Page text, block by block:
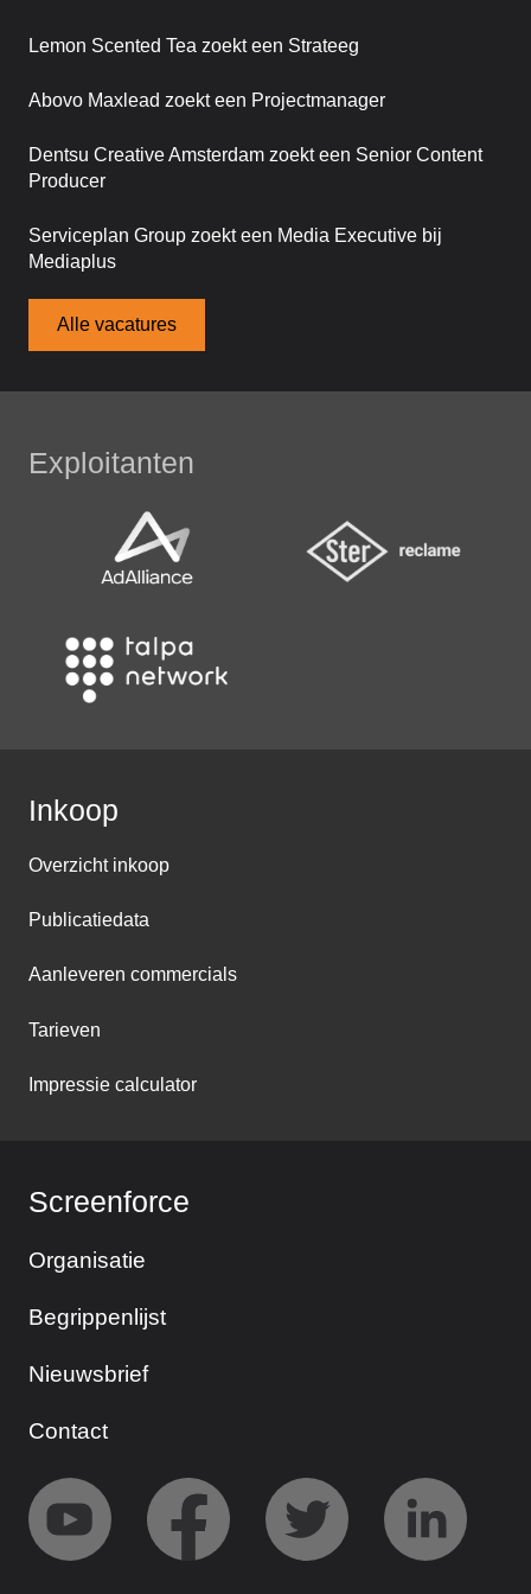
Lemon Scented Tea zoekt een Strateeg
Abovo Maxlead zoekt een Projectmanager
Dentsu Creative Amsterdam zoekt een Senior Content
Producer
Serviceplan Group zoekt een Media Executive bij
Mediaplus
Alle vacatures
Exploitanten
Inkoop
Overzicht inkoop
Publicatiedata
Aanleveren commercials
Tarieven
Impressie calculator
Screenforce
Organisatie
Begrippenlijst
Nieuwsbrief
Contact